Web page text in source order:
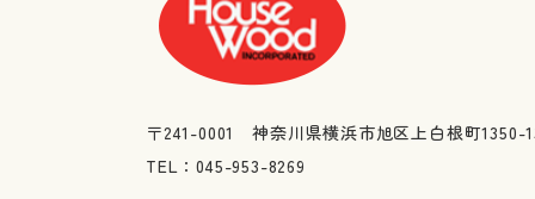
〒241-0001 神奈川県横浜市旭区上白根町1350-
TEL：045-953-8269